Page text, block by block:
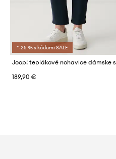
*-25 % s kódom: SALE
189,90 €